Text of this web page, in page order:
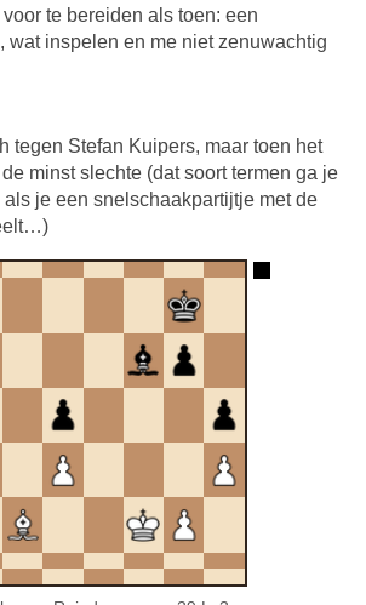
te bereiden als toen: een
wat inspelen en me niet zenuwachtig
tegen Stefan Kuipers, maar toen het
minst slechte (dat soort termen ga je
je een snelschaakpartijtje met de